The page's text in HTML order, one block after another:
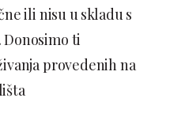
ili nisu u skladu s
ti
provedenih na